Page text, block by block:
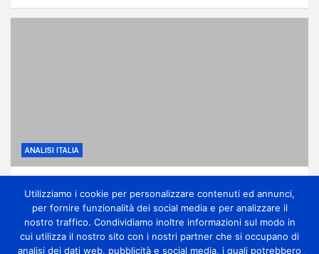
ANALISI ITALIA
qualche temporale di calore
1 giorno ago miometeo
Utilizziamo i cookie per personalizzare contenuti ed annunci,
per fornire funzionalità dei social media e per analizzare il
nostro traffico. Condividiamo inoltre informazioni sul modo in
cui utilizza il nostro sito con i nostri partner che si occupano di
analisi dei dati web, pubblicità e social media, i quali potrebbero